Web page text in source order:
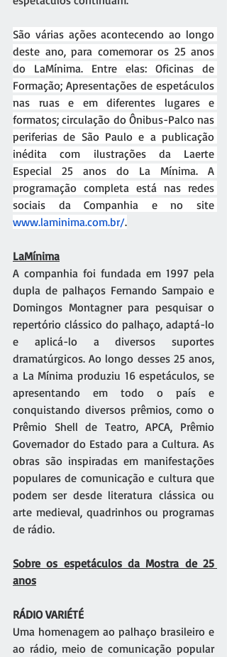
São várias ações acontecendo ao longo
deste ano, para comemorar os 25 anos
do LaMínima. Entre elas: Oficinas de
Formação; Apresentações de espetáculos
nas ruas e em diferentes lugares e
formatos; circulação do Ônibus-Palco nas
periferias de São Paulo e a publicação
inédita com ilustrações da Laerte
Especial 25 anos do La Mínima. A
programação completa está nas redes
www.laminima.com.br/.
LaMínima
A companhia foi fundada em 1997 pela
dupla de palhaços Fernando Sampaio e
Domingos Montagner para pesquisar o
repertório clássico do palhaço, adaptá-lo
e aplicá-lo a diversos suportes
dramatúrgicos. Ao longo desses 25 anos,
a La Mínima produziu 16 espetáculos, se
apresentando em todo o país e
conquistando diversos prêmios, como o
Prêmio Shell de Teatro, APCA, Prêmio
Governador do Estado para a Cultura. As
obras são inspiradas em manifestações
populares de comunicação e cultura que
podem ser desde literatura clássica ou
arte medieval, quadrinhos ou programas
de rádio.
Sobre os espetáculos da Mostra de 25
anos
RÁDIO VARIÉTÉ
Uma homenagem ao palhaço brasileiro e
ao rádio, meio de comunicação popular